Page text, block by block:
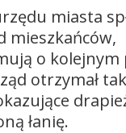
miasta
mieszkańców,
o kolejnym
otrzymał
łanię.